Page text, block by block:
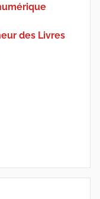
des Livres